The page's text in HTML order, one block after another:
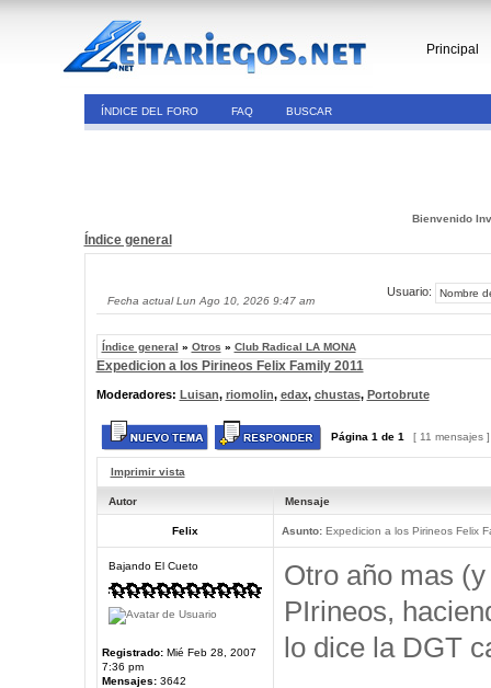
Principal
ÍNDICE DEL FORO FAQ BUSCAR
Bienvenido
Índice general
Fecha actual Lun Ago 10, 2026 9:47 am
Usuario:
Índice general » Otros » Club Radical LA MONA
Expedicion a los Pirineos Felix Family 2011
Moderadores: Luisan, riomolin, edax, chustas, Portobrute
Página 1 de 1 [ 11 mensajes
Imprimir vista
Autor Mensaje
Felix Asunto:Expedicion a los Pirineos Felix
Bajando El Cueto
Registrado:Mié Feb 28, 2007
7:36 pm
Mensajes:3642
Otro año mas
PIrineos,
lo dice la DGT